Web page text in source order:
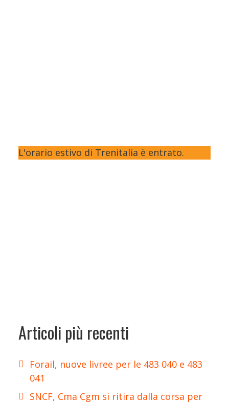
L'orario estivo di Trenitalia è entrato.
Articoli più recenti
Forail, nuove livree per le 483 040 e 483
041
SNCF, Cma Cgm si ritira dalla corsa per